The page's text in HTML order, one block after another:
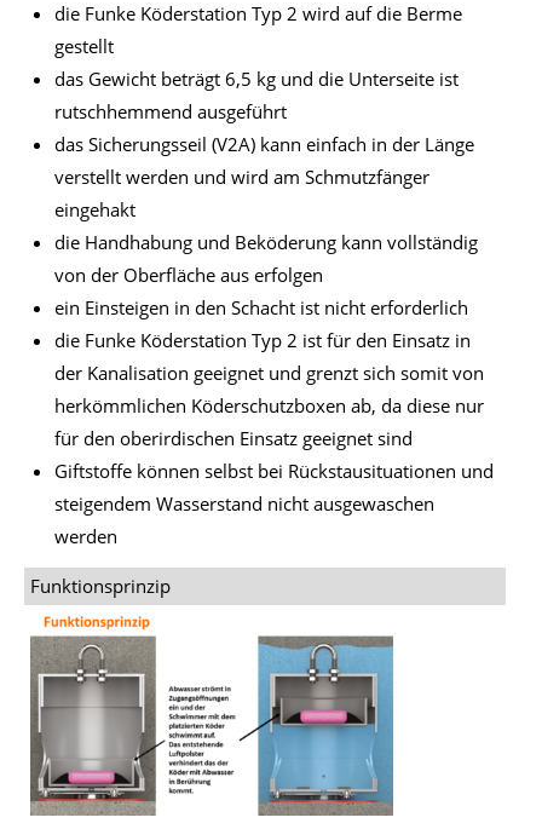
die Funke Köderstation Typ 2 wird auf die Berme
gestellt
das Gewicht beträgt 6,5 kg und die Unterseite ist
rutschhemmend ausgeführt
das Sicherungsseil (V2A) kann einfach in der Länge
verstellt werden und wird am Schmutzfänger
eingehakt
die Handhabung und Beköderung kann vollständig
von der Oberfläche aus erfolgen
ein Einsteigen in den Schacht ist nicht erforderlich
die Funke Köderstation Typ 2 ist für den Einsatz in
der Kanalisation geeignet und grenzt sich somit von
herkömmlichen Köderschutzboxen ab, da diese nur
für den oberirdischen Einsatz geeignet sind
Giftstoffe können selbst bei Rückstausituationen und
steigendem Wasserstand nicht ausgewaschen
werden
Funktionsprinzip